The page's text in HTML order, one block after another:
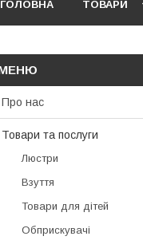
ГОЛОВНА ТОВАРИ
Про нас
Товари та послуги
Люстри
Взуття
Товари для дітей
Обприскувачі